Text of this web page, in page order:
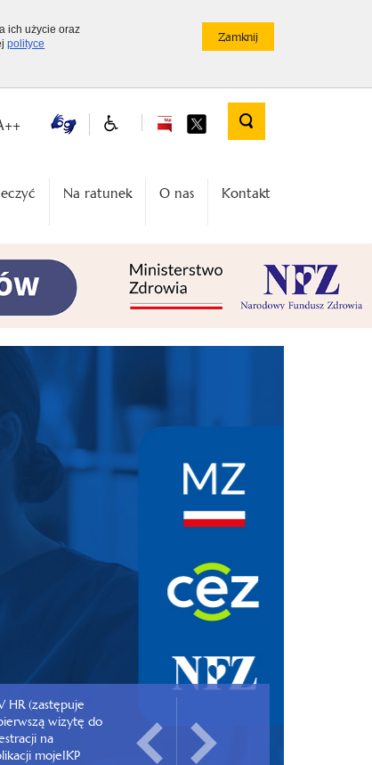
ich użycie oraz
polityce
Na ratunek O nas Kontakt
HR (zastępuje
wizytę do
na
mojeIKP